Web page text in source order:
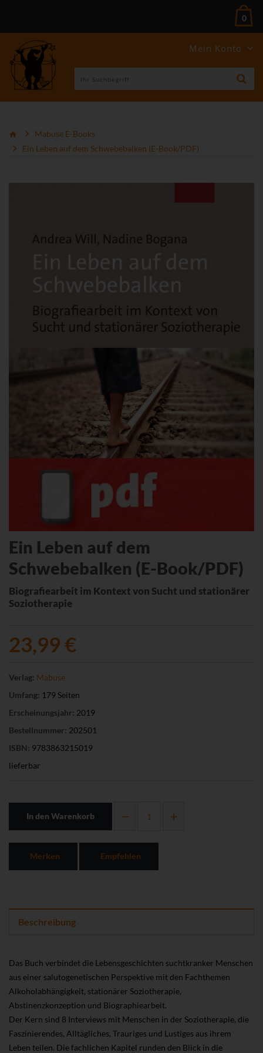
Mein Konto
0
Mabuse E-Books
Ein Leben auf dem Schwebebalken (E-Book/PDF)
Ein Leben auf dem
Schwebebalken (E-Book/PDF)
Biografiearbeit im Kontext von Sucht und stationärer
Soziotherapie
23,99 €
Verlag: Mabuse
Umfang: 179 Seiten
Erscheinungsjahr: 2019
Bestellnummer: 202501
ISBN: 9783863215019
lieferbar
In den Warenkorb
Merken Empfehlen
Beschreibung
Das Buch verbindet die Lebensgeschichten suchtkranker Menschen
aus einer salutogenetischen Perspektive mit den Fachthemen
Alkoholabhängigkeit, stationärer Soziotherapie,
Abstinenzkonzeption und Biographiearbeit.
Der Kern sind 8 Interviews mit Menschen in der Soziotherapie, die
Faszinierendes, Alltägliches, Trauriges und Lustiges aus ihrem
Leben teilen. Die fachlichen Kapitel runden den Blick in die